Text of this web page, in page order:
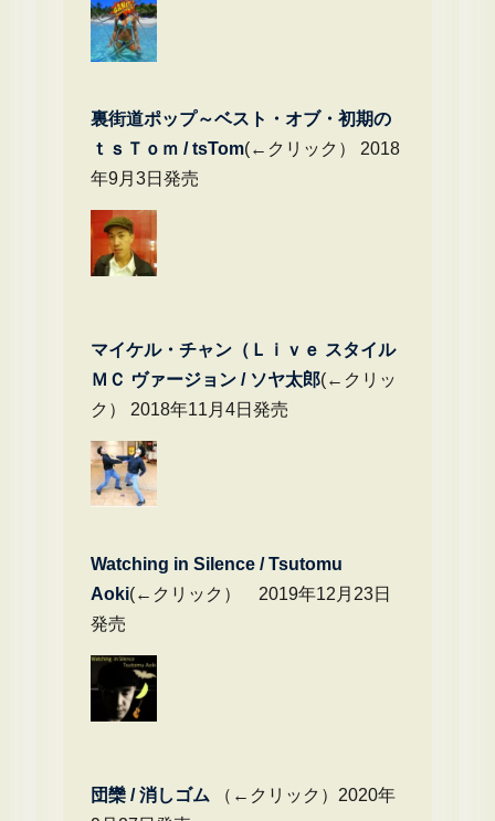
裏街道ポップ～ベスト・オブ・初期の
ｔｓＴｏｍ / tsTom(←クリック） 2018
年9月3日発売
マイケル・チャン（Ｌｉｖｅ スタイル
ＭＣ ヴァージョン / ソヤ太郎(←クリッ
ク） 2018年11月4日発売
Watching in Silence / Tsutomu
Aoki(←クリック） 2019年12月23日
発売
団欒 / 消しゴム （←クリック）2020年